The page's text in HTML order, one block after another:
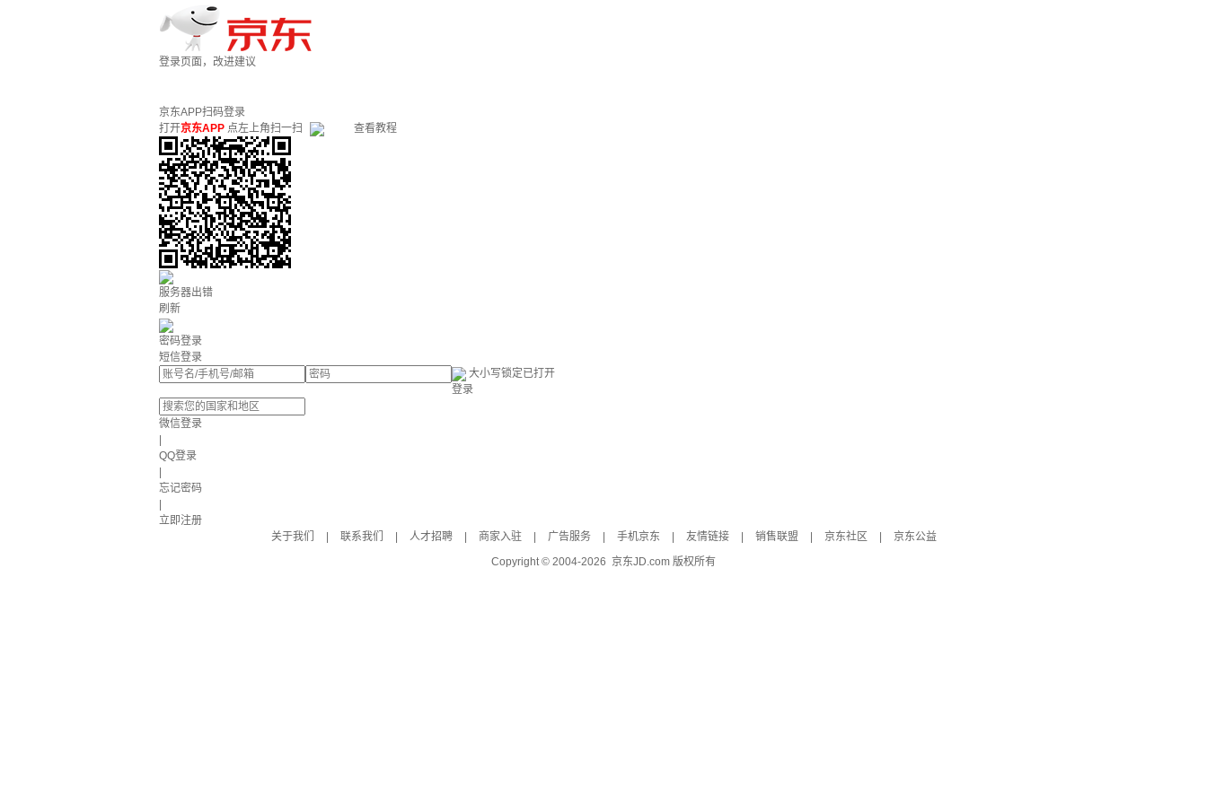
登录页面，改进建议
京东APP扫码登录
打开京东APP 点左上角扫一扫 查看教程
服务器出错
刷新
密码登录
短信登录
大小写锁定已打开
登录
微信登录
QQ登录
忘记密码
立即注册
关于我们
联系我们 人才招聘 商家入驻 广告服务 手机京东 友情链接 销售联盟 京东社区
京东公益
Copyright © 2004-2026 京东JD.com 版权所有